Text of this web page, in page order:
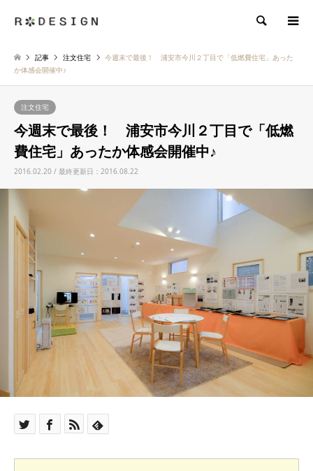
検索
記事 注文住宅
今週末で最後！ 浦安市今川２丁目で「低燃費住宅」あった
か体感会開催中♪
注文住宅
今週末で最後！ 浦安市今川２丁目で「低燃
費住宅」あったか体感会開催中♪
2016.02.20 / 最終更新日：2016.08.22